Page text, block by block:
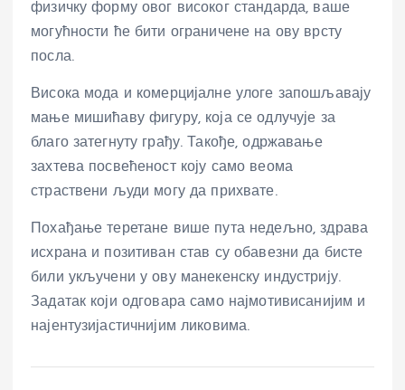
физичку форму овог високог стандарда, ваше
могућности ће бити ограничене на ову врсту
посла.
Висока мода и комерцијалне улоге запошљавају
мање мишићаву фигуру, која се одлучује за
благо затегнуту грађу. Такође, одржавање
захтева посвећеност коју само веома
страствени људи могу да прихвате.
Похађање теретане више пута недељно, здрава
исхрана и позитиван став су обавезни да бисте
били укључени у ову манекенску индустрију.
Задатак који одговара само најмотивисанијим и
најентузијастичнијим ликовима.